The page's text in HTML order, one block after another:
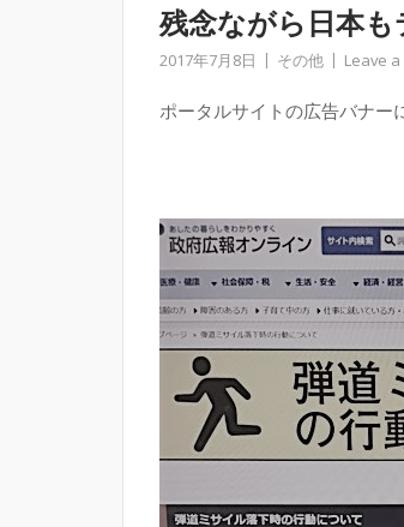
残念ながら日本
2017年7月8日 その他 Leave
ポータルサイトの広告バナー